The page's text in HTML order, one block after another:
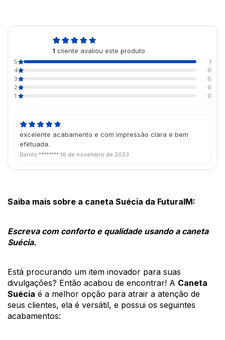
1 cliente avaliou este produto
5
1
4
0
3
0
2
0
1
0
excelente acabamento e com impressão clara e bem
efetuada.
Danilo ******** 16 de novembro de 2023
Saiba mais sobre a caneta Suécia da FuturaIM:
Escreva com conforto e qualidade usando a caneta
Suécia.
Está procurando um item inovador para suas
divulgações? Então acabou de encontrar! A Caneta
Suécia é a melhor opção para atrair a atenção de
seus clientes, ela é versátil, e possui os seguintes
acabamentos: